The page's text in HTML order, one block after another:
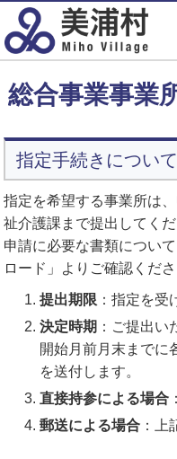
総合事業事業
指定手続きについて
指定を希望する事業所は
祉介護課まで提出してくだ
申請に必要な書類につい
ロード」よりご確認くださ
提出期限 ：指定を
決定時期 ：ご提出い
開始月前月末までに
を送付します。
直接持参による場合
郵送による場合 ：上